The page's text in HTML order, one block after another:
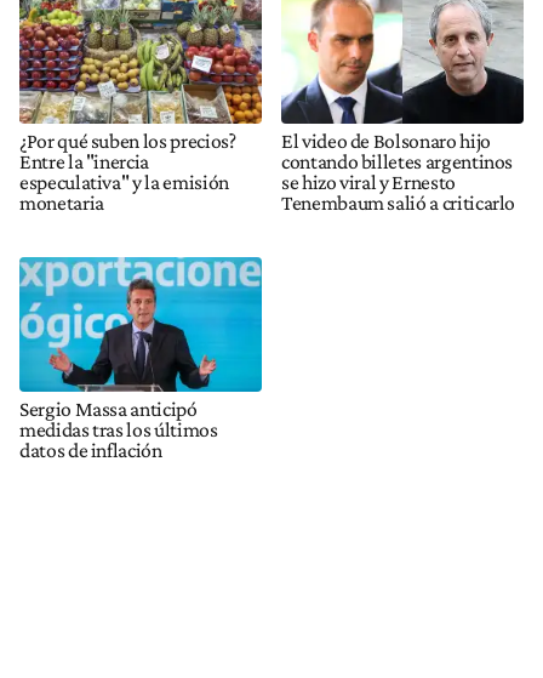
¿Por qué suben los precios?
Entre la "inercia
especulativa" y la emisión
monetaria
El video de Bolsonaro hijo
contando billetes argentinos
se hizo viral y Ernesto
Tenembaum salió a criticarlo
Sergio Massa anticipó
medidas tras los últimos
datos de inflación